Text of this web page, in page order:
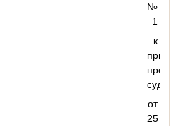
№
1
к
от
25